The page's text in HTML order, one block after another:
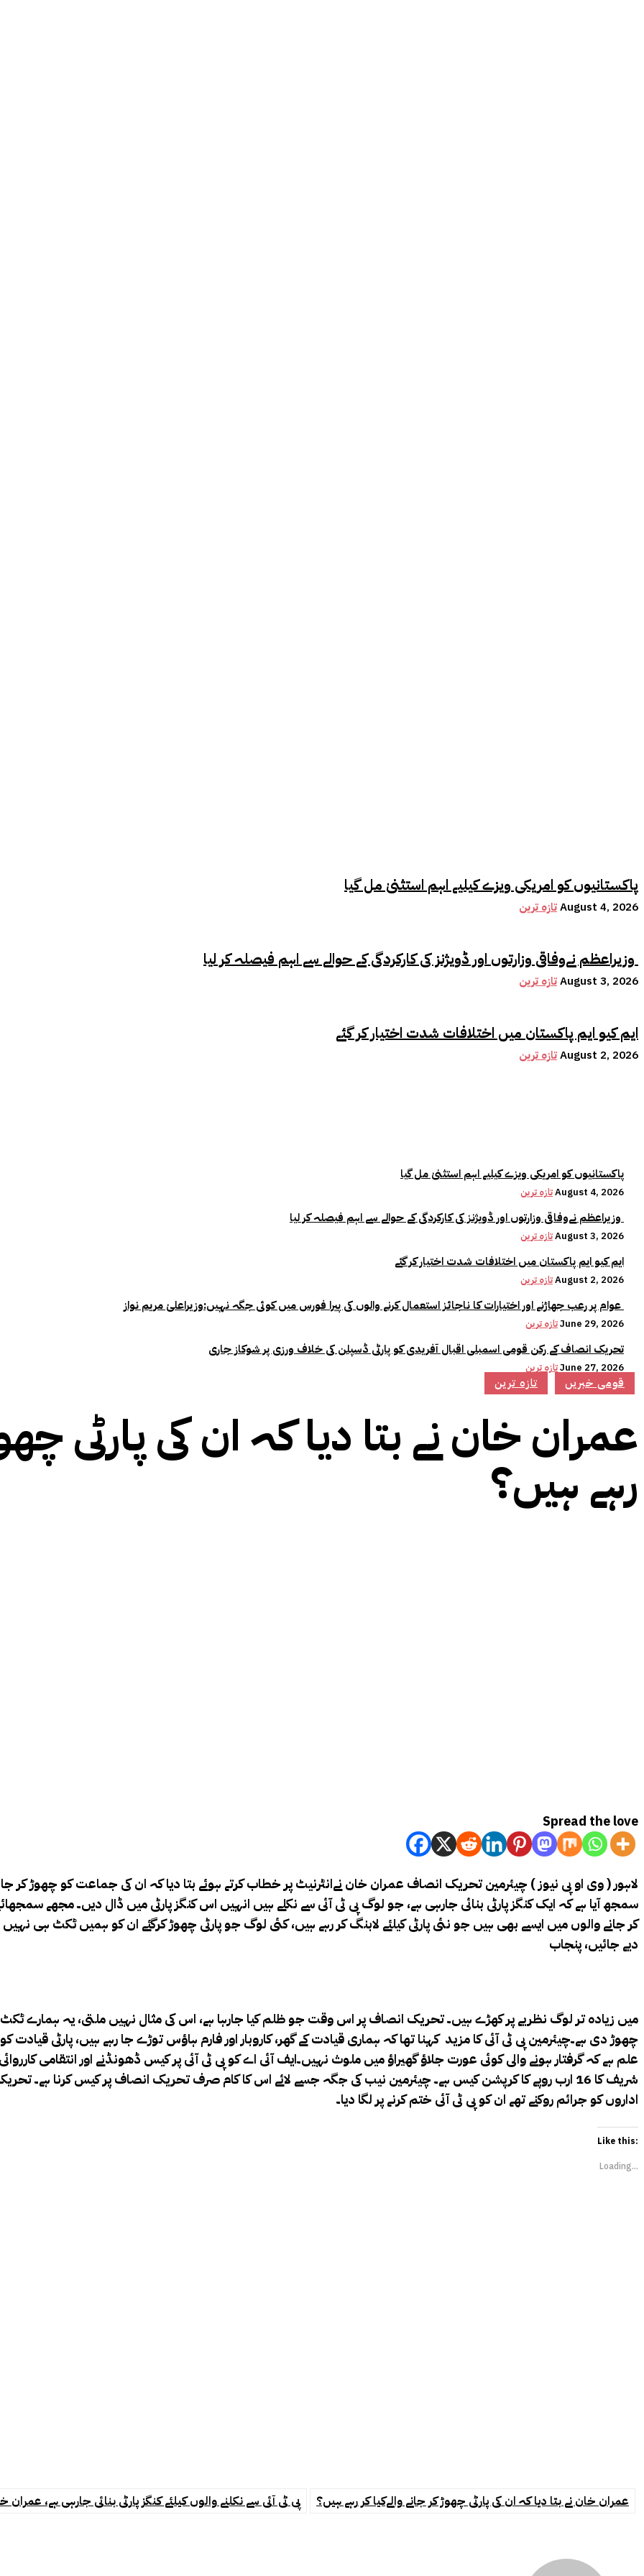
پاکستانیوں کو امریکی ویزے کیلیے اہم استثنیٰ مل گیا
تازہ ترینAugust 4, 2026
وزیراعظم نےوفاقی وزارتوں اور ڈویژنز کی کارکردگی کے حوالے سے اہم فیصلہ کر لیا
تازہ ترینAugust 3, 2026
ایم کیو ایم پاکستان میں اختلافات شدت اختیار کر گئے
تازہ ترینAugust 2, 2026
پاکستانیوں کو امریکی ویزے کیلیے اہم استثنیٰ مل گیا
تازہ ترینAugust 4, 2026
تازہ ترینAugust 3, 2026
ایم کیو ایم پاکستان میں اختلافات شدت اختیار کر گئے
تازہ ترینAugust 2, 2026
تازہ ترینJune 29, 2026
تحریک انصاف کے رکن قومی اسمبلی اقبال آفریدی کو پارٹی ڈسپلن کی خلاف ورزی پر شوکاز جاری
تازہ ترینJune 27, 2026
تازہ ترین قومی خبریں
عمران خان نے بتا دیا کہ ان کی پارٹی
رہے ہیں؟
Spread the love
لاہور ( وی او پی نیوز ) چیئرمین تحریک انصاف عمران خان نےانٹرنیٹ پر خطاب کرتے ہوئے بتا دیا کہ ان کی جماعت کو چھوڑ کر
سمجھ آیا ہے کہ ایک کنگز پارٹی بنائی جارہی ہے، جو لوگ پی ٹی آئی سے نکلے ہیں انہیں اس کنگز پارٹی میں ڈال دیں۔مجھے
کر جانے والوں میں ایسے بھی ہیں جو نئی پارٹی کیلئے لابنگ کر رہے ہیں، کئی لوگ جو پارٹی چھوڑ کرگئے ان کو ہمیں ٹکٹ ہی
دیے جائیں، پنجاب
میں زیادہ تر لوگ نظریے پر کھڑے ہیں۔ تحریک انصاف پر اس وقت جو ظلم کیا جارہا ہے، اس کی مثال نہیں ملتی، یہ ہمارے ٹکٹ
چھوڑ دی ہے۔چیئرمین پی ٹی آئی کا مزید کہنا تھا کہ ہماری قیادت کے گھر، کاروبار اور فارم ہاؤس توڑے جا رہے ہیں، پارٹی
علم ہے کہ گرفتار ہونے والی کوئی عورت جلاؤ گھیراؤ میں ملوث نہیں۔ایف آئی اے کو پی ٹی آئی پر کیس ڈھونڈنے اور انتقامی
شریف کا 16 ارب روپے کا کرپشن کیس ہے۔ چیئرمین نیب کی جگہ جسے لائے اس کا کام صرف تحریک انصاف پر کیس کرنا ہے۔
اداروں کو جرائم روکنے تھے ان کو پی ٹی آئی ختم کرنے پر لگا دیا۔
Like this:
Loading...
پی ٹی آئی سے نکلنے والوں کیلئے کنگز پارٹی بنائی جارہی ہے، عمران عمران خان نے بتا دیا کہ ان کی پارٹی چھوڑ کر جانے والےکیا کر رہے ہیں؟